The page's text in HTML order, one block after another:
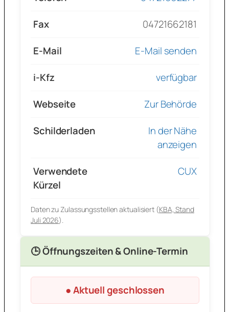
Fax
04721662181
E-Mail
E-Mail senden
i-Kfz
verfügbar
Webseite
Zur Behörde
Schilderladen
In der Nähe
anzeigen
Verwendete
Kürzel
CUX
Daten zu Zulassungsstellen aktualisiert (KBA, Stand
Juli 2026).
🕒 Öffnungszeiten & Online-Termin
● Aktuell geschlossen